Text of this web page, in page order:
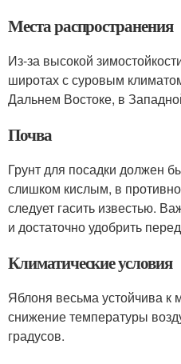
Места распространения
Из-за высокой
широтах с суровым
Дальнем Востоке, в
Почва
Грунт для посадки должен
слишком кислым, в
следует гасить известью.
и достаточно удобрить
Климатические условия
Яблоня весьма устойчива к
снижение температуры
градусов.